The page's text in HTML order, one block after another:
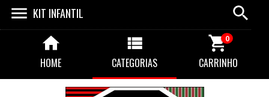
KIT INFANTIL
HOME CATEGORIAS CARRINHO
0